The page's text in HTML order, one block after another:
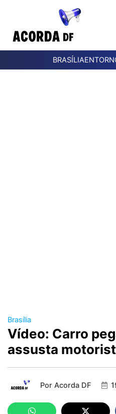
BRASÍLIA
Brasília
Vídeo: Carro
assusta
Por Acorda DF